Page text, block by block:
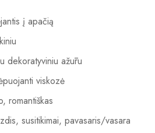
į apačią
dekoratyviniu ažūru
viskozė
romantiškas
susitikimai, pavasaris/vasara